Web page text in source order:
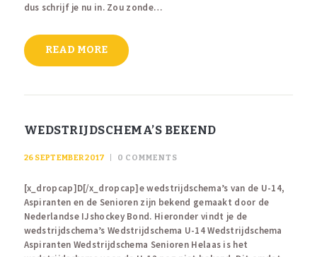
dus schrijf je nu in. Zou zonde…
READ MORE
WEDSTRIJDSCHEMA’S BEKEND
26 SEPTEMBER 2017 0 COMMENTS
[x_dropcap]D[/x_dropcap]e wedstrijdschema’s van de U-14,
Aspiranten en de Senioren zijn bekend gemaakt door de
Nederlandse IJshockey Bond. Hieronder vindt je de
wedstrijdschema’s Wedstrijdschema U-14 Wedstrijdschema
Aspiranten Wedstrijdschema Senioren Helaas is het